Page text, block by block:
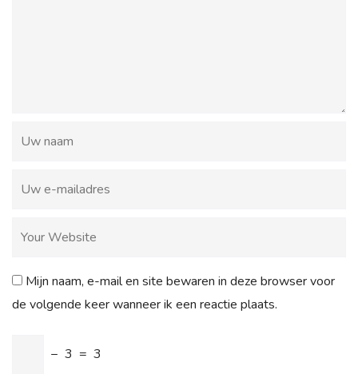
Mijn naam, e-mail en site bewaren in deze browser voor
de volgende keer wanneer ik een reactie plaats.
− 3 = 3